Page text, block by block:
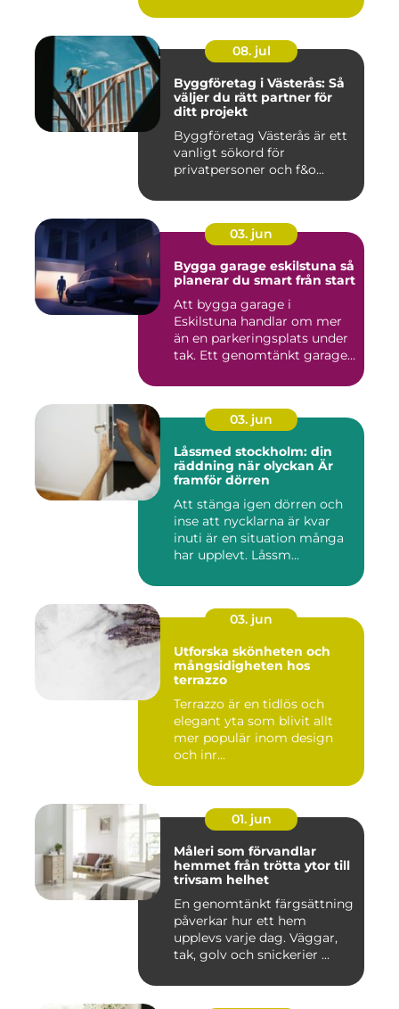
08. jul
Byggföretag i Västerås: Så
väljer du rätt partner för
ditt projekt
Byggföretag Västerås är ett
vanligt sökord för
privatpersoner och f&o...
03. jun
Bygga garage eskilstuna så
planerar du smart från start
Att bygga garage i
Eskilstuna handlar om mer
än en parkeringsplats under
tak. Ett genomtänkt garage
03. jun
Låssmed stockholm: din
räddning när olyckan Är
framför dörren
Att stänga igen dörren och
inse att nycklarna är kvar
inuti är en situation många
har upplevt. Låssm...
03. jun
Utforska skönheten och
mångsidigheten hos
terrazzo
Terrazzo är en tidlös och
elegant yta som blivit allt
mer populär inom design
och inr...
01. jun
Måleri som förvandlar
hemmet från trötta ytor till
trivsam helhet
En genomtänkt färgsättning
påverkar hur ett hem
upplevs varje dag. Väggar,
tak, golv och snickerier ...